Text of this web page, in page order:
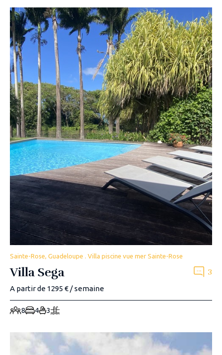
Sainte-Rose, Guadeloupe . Villa piscine vue mer Sainte-Rose
Villa Sega 3
A partir de 1295 € / semaine
8 4 3